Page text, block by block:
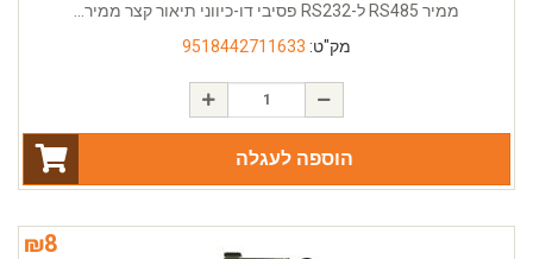
ממיר RS485 ל-RS232 פסיבי דו-כיווני תיאור קצר ממיר...
מק"ט: 9518442711633
הוספה לעגלה
₪8